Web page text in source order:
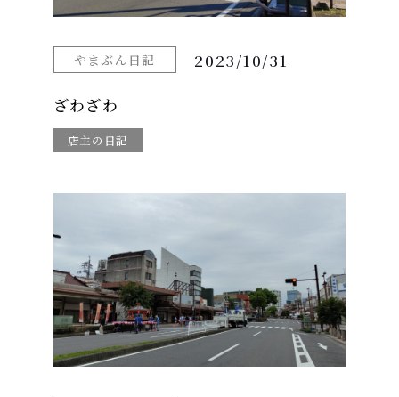
やまぶん日記 2023/10/31
ざわざわ
店主の日記